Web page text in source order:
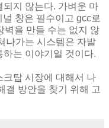
되지 않는다. 가벼운 마
창은 필수이고 gcc로
벽을 만들 수는 없지 않
나가는 시스템은 자발
는 이야기일 것이다.
크탑 시장에 대해서 나
결 방안을 찾기 위해 고